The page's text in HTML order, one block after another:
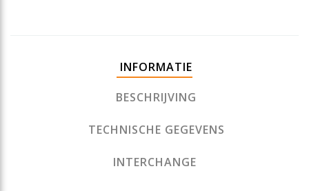
INFORMATIE
BESCHRIJVING
TECHNISCHE GEGEVENS
INTERCHANGE